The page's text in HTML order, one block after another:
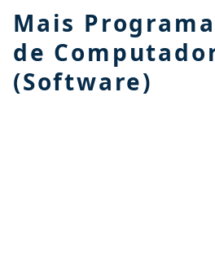
Mais Programa
de
(Software)